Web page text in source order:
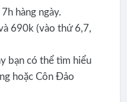
hàng ngày.
690k (vào thứ 6,7,
bạn có thể tìm hiểu
hoặc Côn Đảo